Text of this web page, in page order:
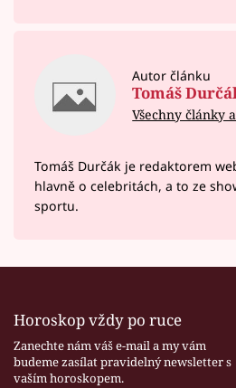
Autor článku
Tomáš
Všechny články
Tomáš Durčák je redaktorem
hlavně o celebritách, a to ze
sportu.
Horoskop vždy po ruce
Zanechte nám váš e-mail a my vám
budeme zasílat pravidelný newsletter s
vaším horoskopem.